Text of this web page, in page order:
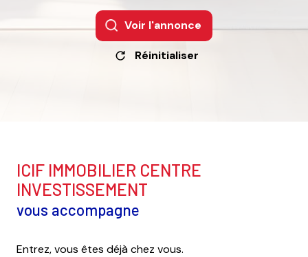
Voir l'annonce
Réinitialiser
ICIF IMMOBILIER CENTRE
INVESTISSEMENT
vous accompagne
Entrez, vous êtes déjà chez vous.